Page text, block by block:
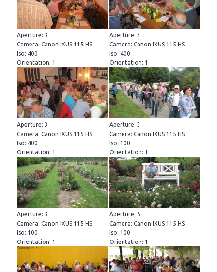
Aperture: 3
Camera: Canon IXUS 115 HS
Iso: 400
Orientation: 1
Aperture: 3
Camera: Canon IXUS 115 HS
Iso: 400
Orientation: 1
Aperture: 3
Camera: Canon IXUS 115 HS
Iso: 400
Orientation: 1
Aperture: 3
Camera: Canon IXUS 115 HS
Iso: 100
Orientation: 1
Aperture: 3
Camera: Canon IXUS 115 HS
Iso: 100
Orientation: 1
Aperture: 5
Camera: Canon IXUS 115 HS
Iso: 100
Orientation: 1